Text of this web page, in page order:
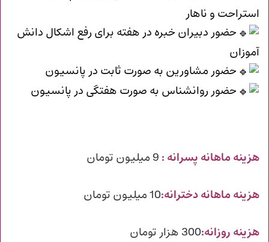
استراحت و ناهار
حضور دبیران خبره در هفته برای رفع اشکال دانش
آموزان
حضور مشاورین به صورت ثابت در پانسیون
حضور روانشناس به صورت هفتگی در پانسیون
هزینه ماهانه پسرانه :
هزینه ماهانه دخترانه:10 میلیون تومان
هزینه روزانه:300 هزار تومان